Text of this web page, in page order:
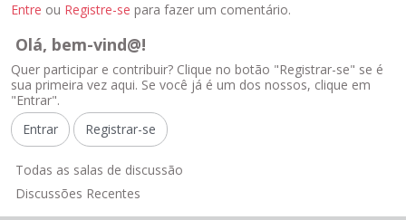
Entre ou Registre-se para fazer um comentário.
Olá, bem-vind@!
Quer participar e contribuir? Clique no botão "Registrar-se" se é
sua primeira vez aqui. Se você já é um dos nossos, clique em
"Entrar".
Entrar
Registrar-se
LTodas as salas de discussão
Discussões Recentes